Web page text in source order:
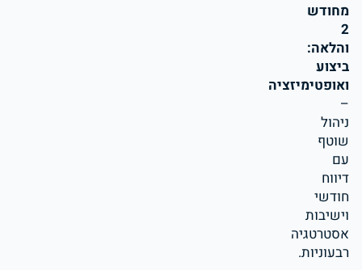
מחודש
2
והלאה:
ביצוע
ואופטימיזציה
–
ניהול
שוטף
עם
דיווח
חודשי
וישיבות
אסטרטגיה
רבעוניות.